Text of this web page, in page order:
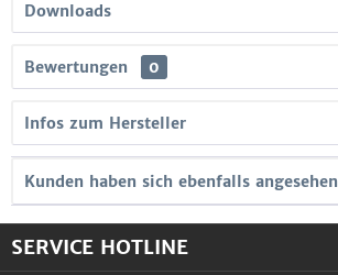
Downloads
Bewertungen 0
Infos zum Hersteller
Kunden haben sich ebenfalls angesehen
SERVICE HOTLINE